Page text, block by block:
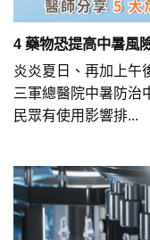
4 藥物恐提高中暑風
炎炎夏日、再加上午
三軍總醫院中暑防治
民眾有使用影響排...